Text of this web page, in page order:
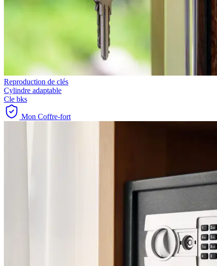
Reproduction de clés
Cylindre adaptable
Cle bks
Mon Coffre-fort